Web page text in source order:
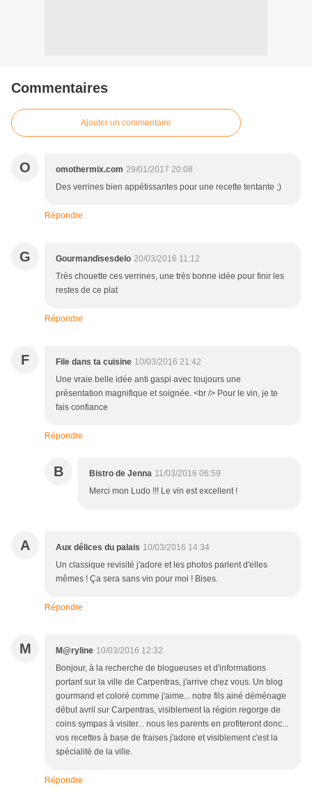
Commentaires
Ajouter un commentaire
O omothermix.com 29/01/2017 20:08
Des verrines bien appétissantes pour une recette tentante ;)
Répondre
G Gourmandisesdelo 20/03/2016 11:12
Très chouette ces verrines, une très bonne idée pour finir les
restes de ce plat
Répondre
F File dans ta cuisine 10/03/2016 21:42
Une vraie belle idée anti gaspi avec toujours une
présentation magnifique et soignée. <br /> Pour le vin, je te
fais confiance
Répondre
B Bistro de Jenna 11/03/2016 06:59
Merci mon Ludo !!! Le vin est excellent !
A Aux délices du palais 10/03/2016 14:34
Un classique revisité j'adore et les photos parlent d'elles
mêmes ! Ça sera sans vin pour moi ! Bises.
Répondre
M M@ryline 10/03/2016 12:32
Bonjour, à la recherche de blogueuses et d'informations
portant sur la ville de Carpentras, j'arrive chez vous. Un blog
gourmand et coloré comme j'aime... notre fils ainé déménage
début avril sur Carpentras, visiblement la région regorge de
coins sympas à visiter... nous les parents en profiteront donc...
vos recettes à base de fraises j'adore et visiblement c'est la
spécialité de la ville.
Répondre